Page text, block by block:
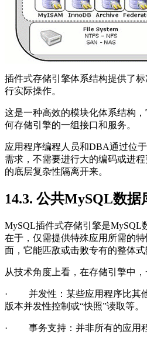
插件式存储引擎体系结构提供了
行实际操作。
这是一种高效的模块化体系结构
何存储引擎的一组接口和服务。
应用程序编程人员和DBA通过位
需求，不需要进行大的编码或进程
的底层复杂性隔离开来。
14.3. 公共MySQL数据
MySQL插件式存储引擎是MySQL
在于，仅需提供特殊应用所需的
面，它能匹敌或击败专有的整体式
从技术角度上看，在存储引擎中
· 并发性： 某些应用程序比其
版本并发性控制或“快照”读取等。
· 事务支持：并非所有的应用